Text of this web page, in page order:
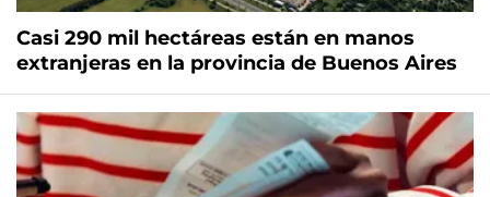
Casi 290 mil hectáreas están en manos
extranjeras en la provincia de Buenos Aires